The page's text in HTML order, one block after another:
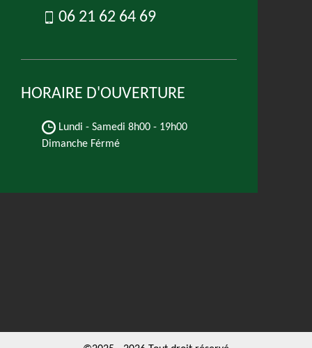
06 21 62 64 69
HORAIRE D'OUVERTURE
Lundi - Samedi 8h00 - 19h00
Dimanche Férmé